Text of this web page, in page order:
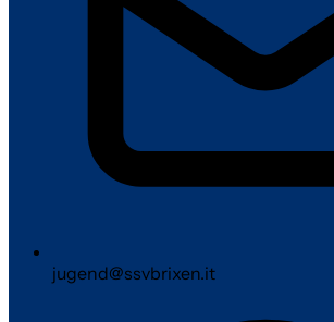
jugend@ssvbrixen.it